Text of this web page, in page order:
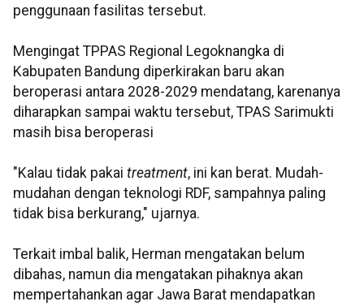
penggunaan fasilitas tersebut.
Mengingat TPPAS Regional Legoknangka di
Kabupaten Bandung diperkirakan baru akan
beroperasi antara 2028-2029 mendatang, karenanya
diharapkan sampai waktu tersebut, TPAS Sarimukti
masih bisa beroperasi
"Kalau tidak pakai treatment, ini kan berat. Mudah-
mudahan dengan teknologi RDF, sampahnya paling
tidak bisa berkurang," ujarnya.
Terkait imbal balik, Herman mengatakan belum
dibahas, namun dia mengatakan pihaknya akan
mempertahankan agar Jawa Barat mendapatkan